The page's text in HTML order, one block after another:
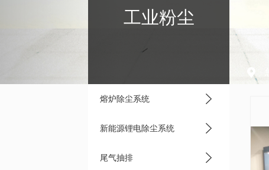
工业粉尘
熔炉除尘系统
新能源锂电除尘系统
尾气抽排